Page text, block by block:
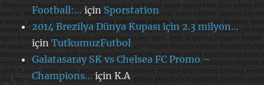
Football:…içinSporstation
2014 Brezilya Dünya Kupası için 2.3 milyon…
içinTutkumuzFutbol
Galatasaray SK vs Chelsea FC Promo –
Champions…içinK.A